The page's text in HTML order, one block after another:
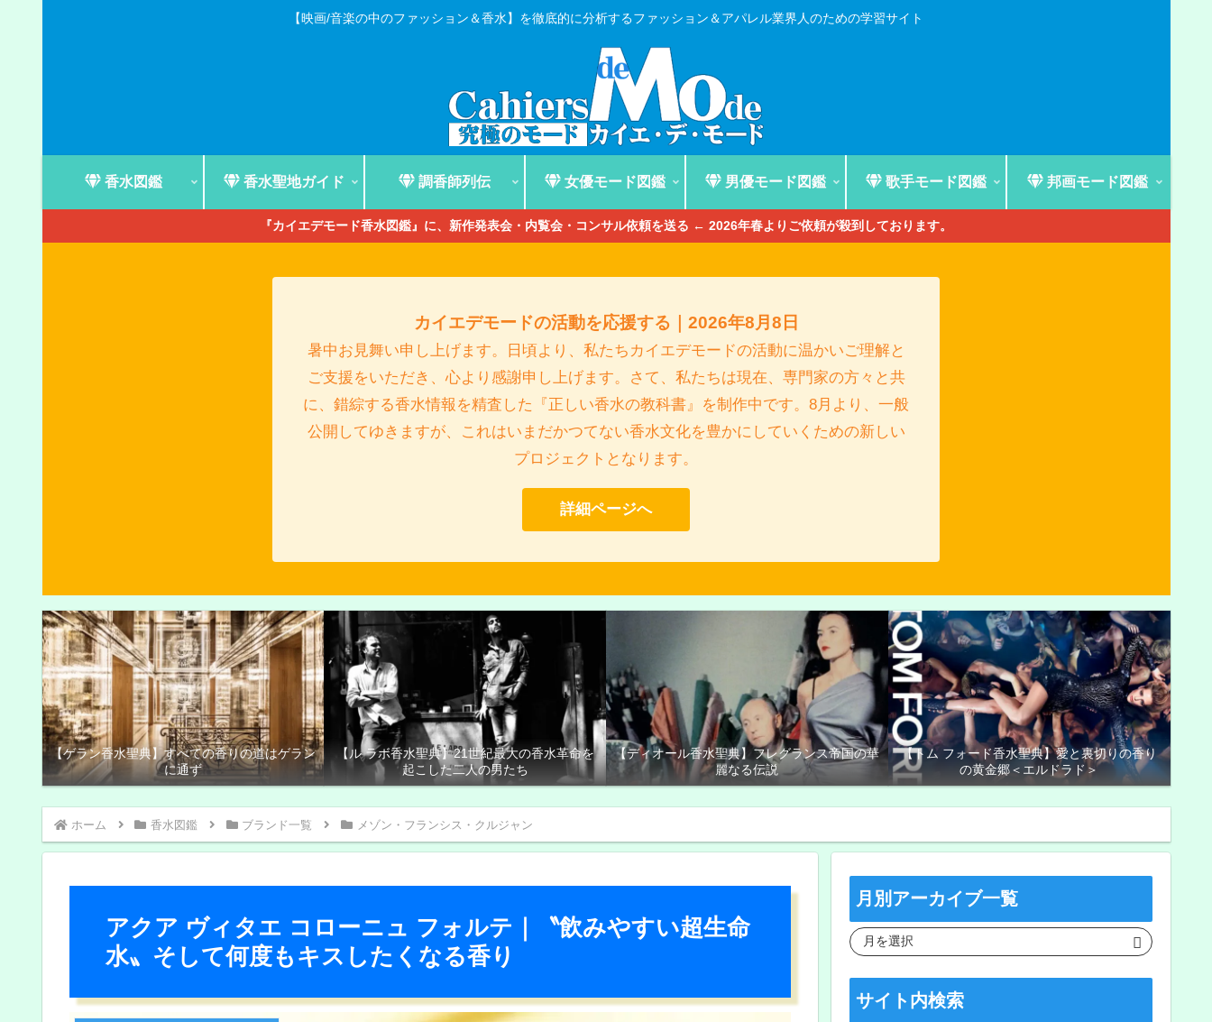
【映画/音楽の中のファッション＆香水】を徹底的に分析するファッション＆アパレル業界人のための学習サイト
香水図鑑 香水聖地ガイド 調香師列伝 女優モード図鑑 男優モード図鑑 歌手モード図鑑 邦画モード図鑑
『カイエデモード香水図鑑』に、新作発表会・内覧会・コンサル依頼を送る ← 2026年春よりご依頼が殺到しております。
カイエデモードの活動を応援する｜2026年8月8日
暑中お見舞い申し上げます。日頃より、私たちカイエデモードの活動に温かいご理解と
ご支援をいただき、心より感謝申し上げます。さて、私たちは現在、専門家の方々と共
に、錯綜する香水情報を精査した『正しい香水の教科書』を制作中です。8月より、一般
公開してゆきますが、これはいまだかつてない香水文化を豊かにしていくための新しい
プロジェクトとなります。
詳細ページへ
【ゲラン香水聖典】すべての香りの道はゲラン
に通ず
【ル ラボ香水聖典】21世紀最大の香水革命を
起こした二人の男たち
【ディオール香水聖典】フレグランス帝国の華
麗なる伝説
【トム フォード香水聖典】愛と裏切りの香り
の黄金郷＜エルドラド＞
ホーム 香水図鑑 ブランド一覧 メゾン・フランシス・クルジャン
アクア ヴィタエ コローニュ フォルテ｜〝飲みやすい超生命
水〟そして何度もキスしたくなる香り
月別アーカイブ一覧
サイト内検索